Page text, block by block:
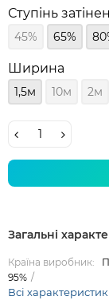
Ступінь
45% 65%
Ширина
1,5м 10м 2м
Загальні
Країна виробник:
95%
Всі